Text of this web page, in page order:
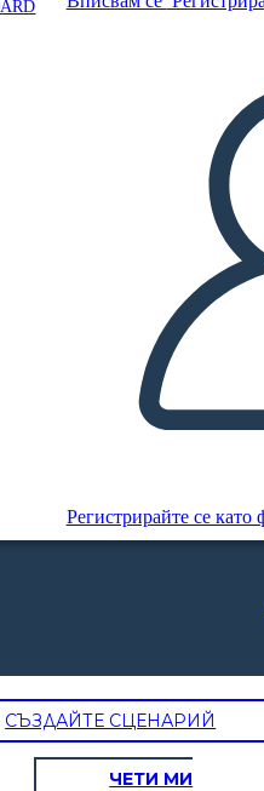
Регистрирайте се като
СЪЗДАЙТЕ СЦЕНАРИЙ
ЧЕТИ МИ